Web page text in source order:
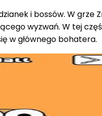
i bossów. W grze
wyzwań. W tej
w głównego bohatera.